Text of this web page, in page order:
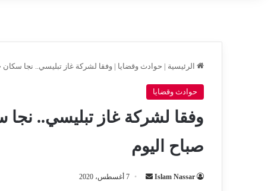
الرئيسية | حوادث وقضايا | وفقا لشركة غاز تبليسي.. نجا سكان
حوادث وقضايا
وفقا لشركة غاز تبليسي..
صباح اليوم
Islam Nassar
أرسل 7 أغسطس، 2020